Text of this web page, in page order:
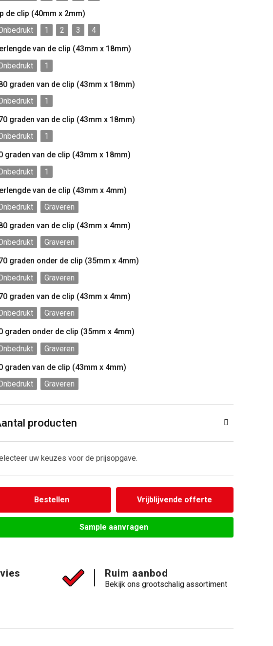
de clip (40mm x 2mm)
1 2 3
4
van de clip (43mm x 18mm)
1
graden van de clip (43mm x 18mm)
1
graden van de clip (43mm x 18mm)
1
graden van de clip (43mm x 18mm)
1
van de clip (43mm x 4mm)
Graveren
graden van de clip (43mm x 4mm)
Graveren
graden onder de clip (35mm x 4mm)
Graveren
graden van de clip (43mm x 4mm)
Graveren
graden onder de clip (35mm x 4mm)
Graveren
graden van de clip (43mm x 4mm)
Graveren
producten
uw keuzes voor de prijsopgave.
Bestellen Vrijblijvende offerte
Sample aanvragen
Ruim aanbod
Bekijk ons grootschalig assortiment